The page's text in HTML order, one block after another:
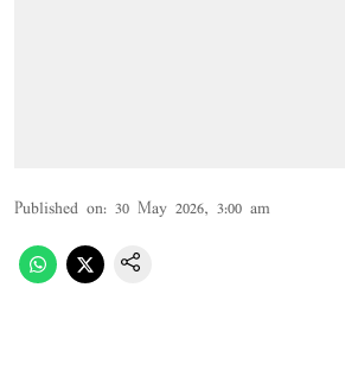
Published on: 30 May 2026, 3:00 am